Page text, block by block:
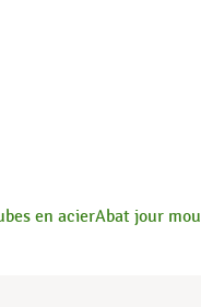
en acierAbat jour